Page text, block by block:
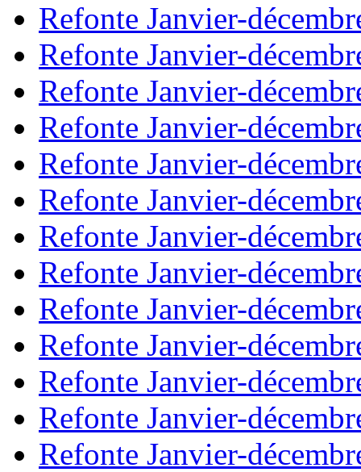
Refonte Janvier-
Refonte Janvier-
Refonte Janvier-
Refonte Janvier-
Refonte Janvier-
Refonte Janvier-
Refonte Janvier-
Refonte Janvier-
Refonte Janvier-
Refonte Janvier-
Refonte Janvier-
Refonte Janvier-
Refonte Janvier-